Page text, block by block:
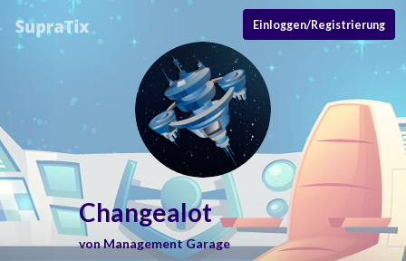
Einloggen/Registrierung
Changealot
vonManagement Garage